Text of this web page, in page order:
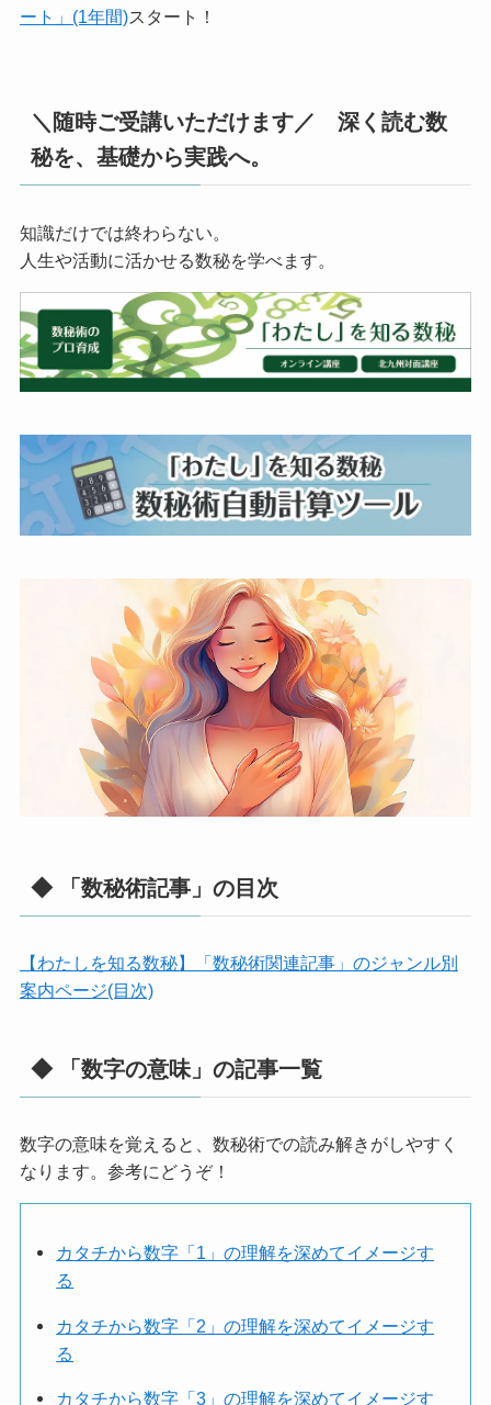
ート」(1年間)スタート！
＼随時ご受講いただけます／ 深く読む数
秘を、基礎から実践へ。
知識だけでは終わらない。
人生や活動に活かせる数秘を学べます。
◆ 「数秘術記事」の目次
【わたしを知る数秘】「数秘術関連記事」のジャンル別
案内ページ(目次)
◆ 「数字の意味」の記事一覧
数字の意味を覚えると、数秘術での読み解きがしやすく
なります。参考にどうぞ！
カタチから数字「1」の理解を深めてイメージす
る
カタチから数字「2」の理解を深めてイメージす
る
カタチから数字「3」の理解を深めてイメージす